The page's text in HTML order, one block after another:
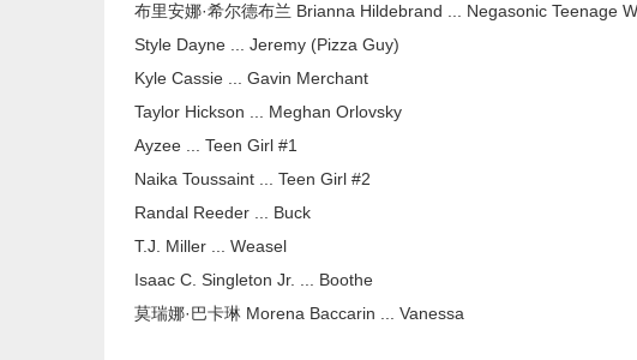
布里安娜·希尔德布兰 Brianna Hildebrand ... Negasonic Teenage
Style Dayne ... Jeremy (Pizza Guy)
Kyle Cassie ... Gavin Merchant
Taylor Hickson ... Meghan Orlovsky
Ayzee ... Teen Girl #1
Naika Toussaint ... Teen Girl #2
Randal Reeder ... Buck
T.J. Miller ... Weasel
Isaac C. Singleton Jr. ... Boothe
莫瑞娜·巴卡琳 Morena Baccarin ... Vanessa